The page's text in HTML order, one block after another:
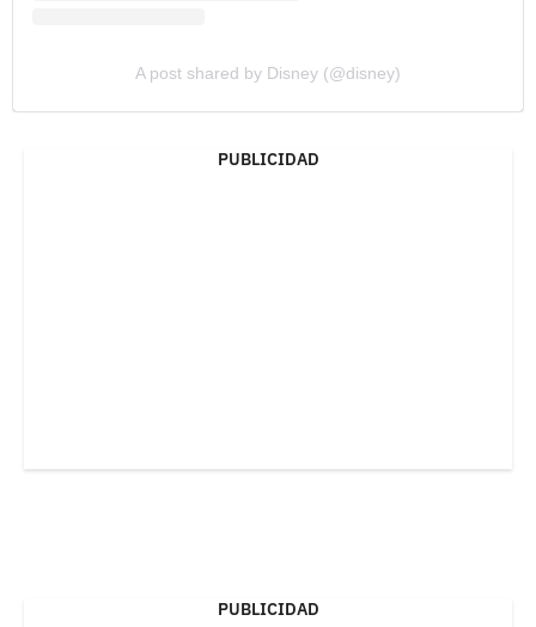
A post shared by Disney (@disney)
PUBLICIDAD
PUBLICIDAD